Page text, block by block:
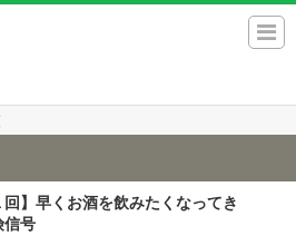
回】早くお酒を飲みたくなってき
信号